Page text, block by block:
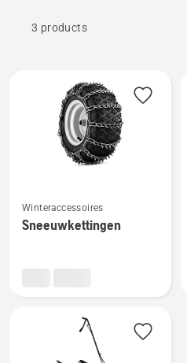
3 products
producten
meer
details
Winteraccessoires
Sneeuwkettingen